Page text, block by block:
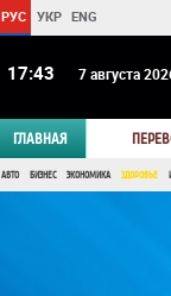
РУС УКР ENG
17 43 7 августа
ГЛАВНАЯ
АВТО БИЗНЕС ЭКОНОМИКА ЗДОРОВЬЕ